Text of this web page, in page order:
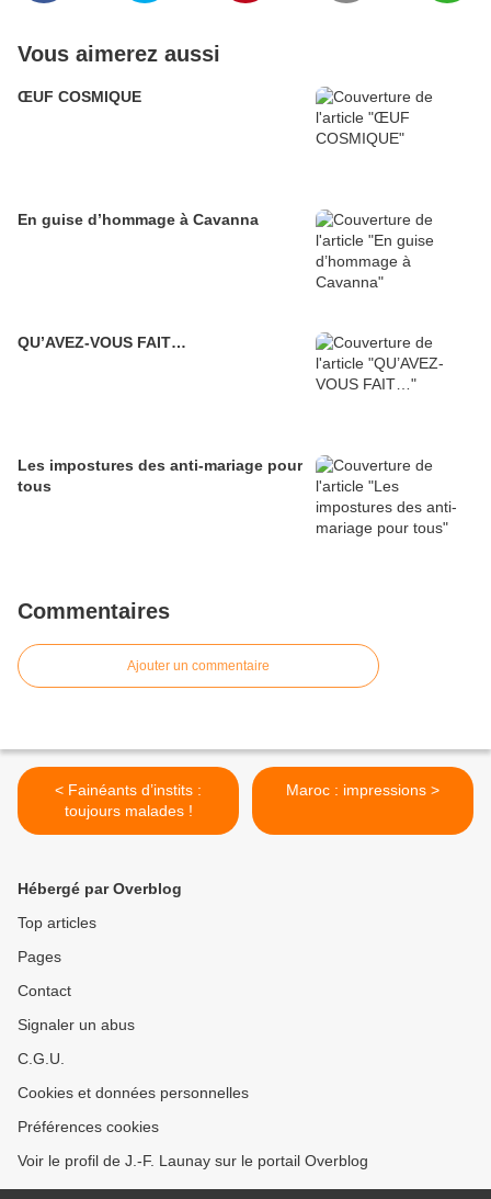
Vous aimerez aussi
ŒUF COSMIQUE
En guise d’hommage à Cavanna
QU’AVEZ-VOUS FAIT…
Les impostures des anti-mariage pour
tous
Commentaires
Ajouter un commentaire
< Fainéants d’instits :
toujours malades !
Maroc : impressions >
Hébergé par Overblog
Top articles
Pages
Contact
Signaler un abus
C.G.U.
Cookies et données personnelles
Préférences cookies
Voir le profil de J.-F. Launay sur le portail Overblog